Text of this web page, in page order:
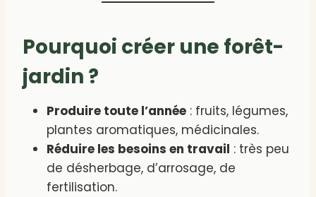
Pourquoi créer une forêt-
jardin ?
Produire toute l’année : fruits, légumes,
plantes aromatiques, médicinales.
Réduire les besoins en travail : très peu
de désherbage, d’arrosage, de
fertilisation.